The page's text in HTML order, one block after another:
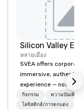
หลายเมือง
SVEA offers
immersive, authentic
experience — not a
transformation. We
facilitate custom
กิจกรรม
ความบันเทิงแบ
โลจิสติกส์/การตกแต่ง